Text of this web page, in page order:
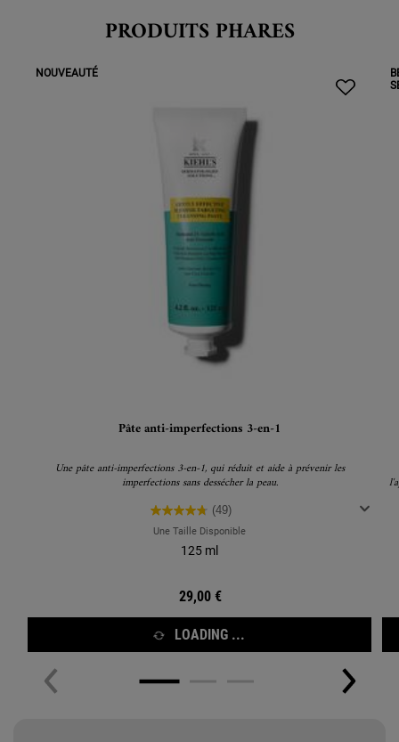
PRODUITS PHARES
NOUVEAUTÉ
Pâte anti-imperfections 3-en-1
Une pâte anti-imperfections 3-en-1, qui réduit et aide à prévenir les
imperfections sans dessécher la peau.
(49)
Une Taille Disponible
125 ml
29,00 €
LOADING ...